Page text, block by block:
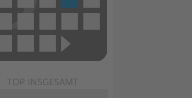
TOP INSGESAMT